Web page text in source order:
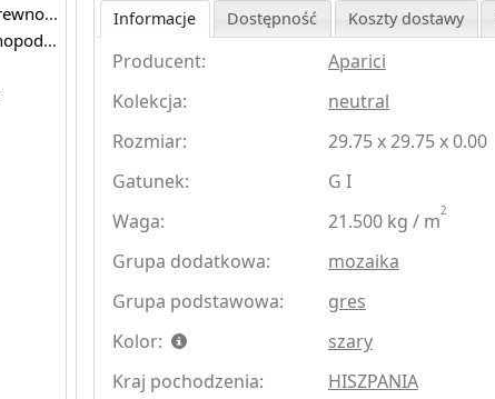
Informacje Dostępność Koszty dostawy
Producent:
Aparici
Kolekcja:
neutral
Rozmiar:
29.75 x 29.75 x 0.00
Gatunek:
G I
Waga:
21.500 kg / m2
Grupa dodatkowa:
mozaika
Grupa podstawowa:
gres
Kolor:
szary
Kraj pochodzenia:
HISZPANIA
Płytki hiszpańskie drewnopodobne
Płytki włoskie drewnopodobne